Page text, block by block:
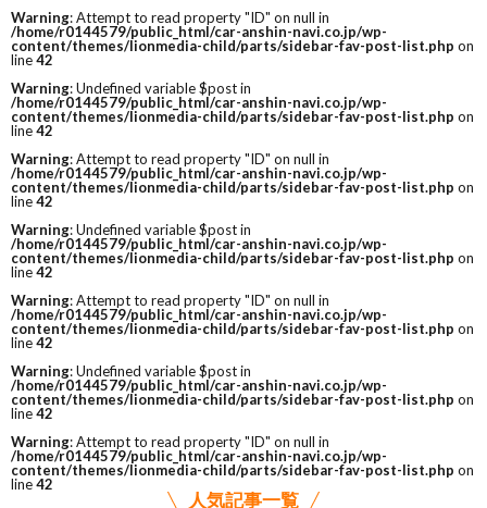
Warning: Attempt to read property "ID" on null in
/home/r0144579/public_html/car-anshin-navi.co.jp/wp-
content/themes/lionmedia-child/parts/sidebar-fav-post-list.php on
line42
Warning: Undefined variable $post in
/home/r0144579/public_html/car-anshin-navi.co.jp/wp-
content/themes/lionmedia-child/parts/sidebar-fav-post-list.php on
line42
Warning: Attempt to read property "ID" on null in
/home/r0144579/public_html/car-anshin-navi.co.jp/wp-
content/themes/lionmedia-child/parts/sidebar-fav-post-list.php on
line42
Warning: Undefined variable $post in
/home/r0144579/public_html/car-anshin-navi.co.jp/wp-
content/themes/lionmedia-child/parts/sidebar-fav-post-list.php on
line42
Warning: Attempt to read property "ID" on null in
/home/r0144579/public_html/car-anshin-navi.co.jp/wp-
content/themes/lionmedia-child/parts/sidebar-fav-post-list.php on
line42
Warning: Undefined variable $post in
/home/r0144579/public_html/car-anshin-navi.co.jp/wp-
content/themes/lionmedia-child/parts/sidebar-fav-post-list.php on
line42
Warning: Attempt to read property "ID" on null in
/home/r0144579/public_html/car-anshin-navi.co.jp/wp-
content/themes/lionmedia-child/parts/sidebar-fav-post-list.php on
line42
人気記事一覧